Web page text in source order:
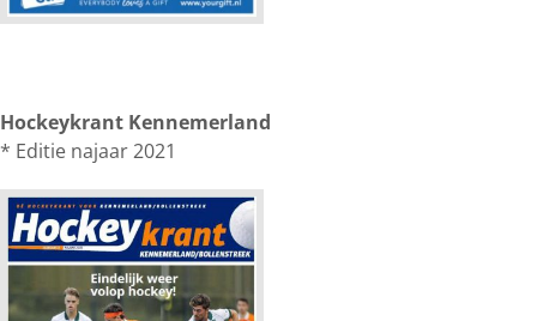
Hockeykrant Kennemerland
* Editie najaar 2021